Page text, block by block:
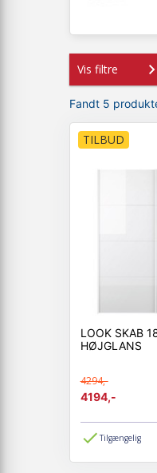
Vis filtre
Fandt 5
TILBUD
LOOK SKAB
HØJGLANS
4294,-
4194,-
Tilgængelig